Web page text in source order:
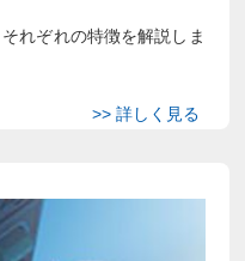
れぞれの特徴を解説しま